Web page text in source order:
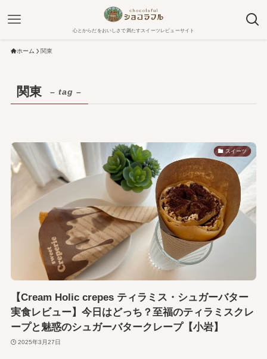
心とからだをおいしさで満たすスイーツレビューサイト
ホーム 関東
関東 – tag –
スイーツ
【Cream Holic crepes ティラミス・シュガーバター
実食レビュー】今日はどっち？至福のティラミスクレ
ープと魅惑のシュガーバタークレープ【小岩】
2025年3月27日